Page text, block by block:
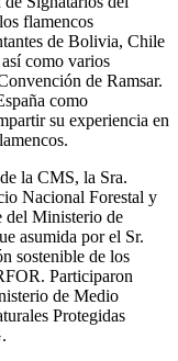
flamencos
de Bolivia, Chile
como varios
de Ramsar.
como
su experiencia en
la CMS, la Sra.
Nacional Forestal y
del Ministerio de
asumida por el Sr.
sostenible de los
Participaron
de Medio
Protegidas